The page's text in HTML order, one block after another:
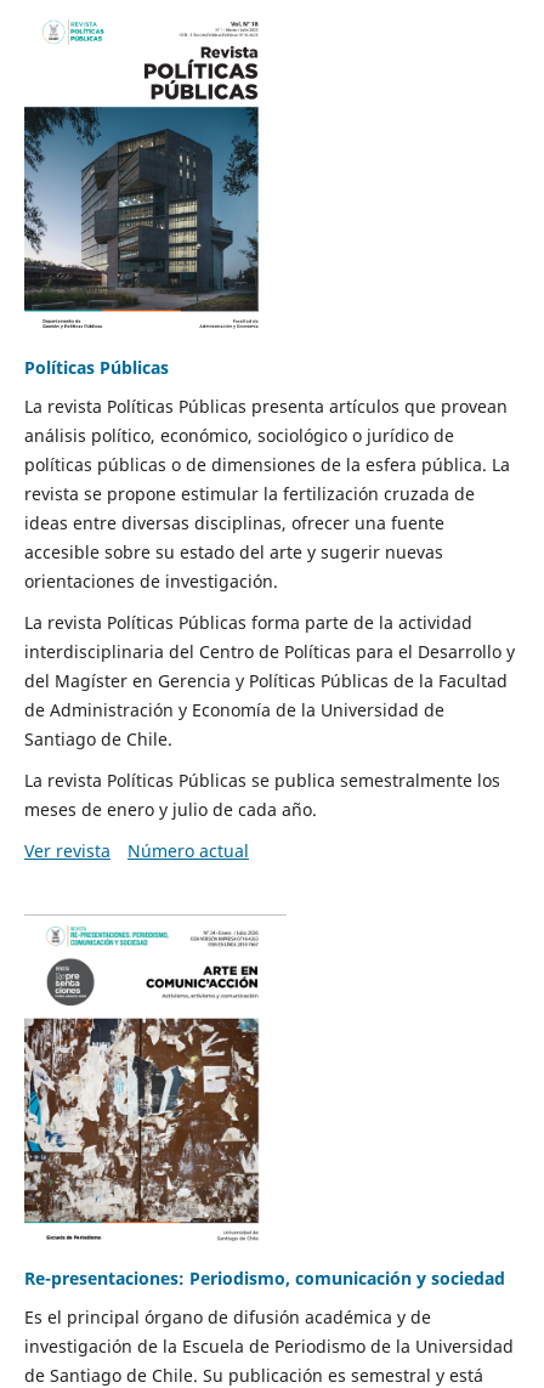
Políticas Públicas
La revista Políticas Públicas presenta artículos que provean
análisis político, económico, sociológico o jurídico de
políticas públicas o de dimensiones de la esfera pública. La
revista se propone estimular la fertilización cruzada de
ideas entre diversas disciplinas, ofrecer una fuente
accesible sobre su estado del arte y sugerir nuevas
orientaciones de investigación.
La revista Políticas Públicas forma parte de la actividad
interdisciplinaria del Centro de Políticas para el Desarrollo y
del Magíster en Gerencia y Políticas Públicas de la Facultad
de Administración y Economía de la Universidad de
Santiago de Chile.
La revista Políticas Públicas se publica semestralmente los
meses de enero y julio de cada año.
Ver revista
Número actual
Re-presentaciones: Periodismo, comunicación y sociedad
Es el principal órgano de difusión académica y de
investigación de la Escuela de Periodismo de la Universidad
de Santiago de Chile. Su publicación es semestral y está